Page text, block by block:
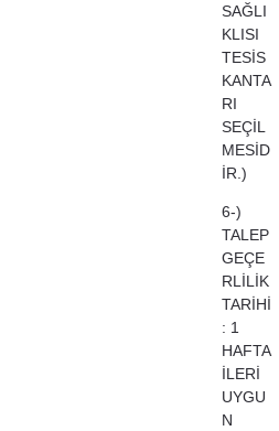
SAĞLI
KLISI
TESİS
KANTA
RI
SEÇİL
MESİD
İR.)
6-)
TALEP
GEÇE
RLİLİK
TARİHİ
: 1
HAFTA
İLERİ
UYGU
N